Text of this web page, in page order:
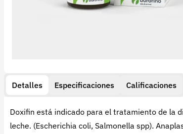
Detalles Especificaciones Calificaciones
Doxifin está indicado para el tratamiento de la
leche. (Escherichia coli, Salmonella spp).